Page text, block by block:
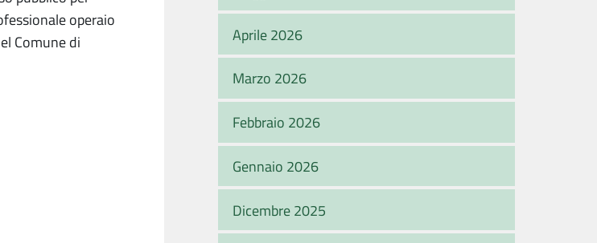
operaio
Comune di
Aprile 2026
Marzo 2026
Febbraio 2026
Gennaio 2026
Dicembre 2025